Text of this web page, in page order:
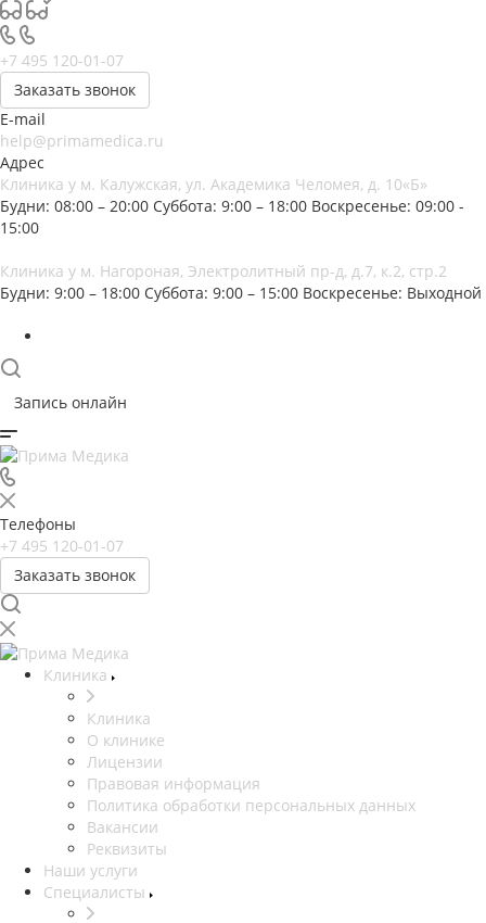
+7 495 120-01-07
Заказать звонок
E-mail
help@primamedica.ru
Адрес
Клиника у м. Калужская, ул. Академика Челомея, д. 10«Б»
Будни: 08:00 – 20:00 Суббота: 9:00 – 18:00 Воскресенье: 09:00 -
15:00
Клиника у м. Нагороная, Электролитный пр-д, д.7, к.2, стр.2
Будни: 9:00 – 18:00 Суббота: 9:00 – 15:00 Воскресенье: Выходной
Запись онлайн
Телефоны
+7 495 120-01-07
Заказать звонок
Клиника
Клиника
О клинике
Лицензии
Правовая информация
Политика обработки персональных данных
Вакансии
Реквизиты
Наши услуги
Специалисты